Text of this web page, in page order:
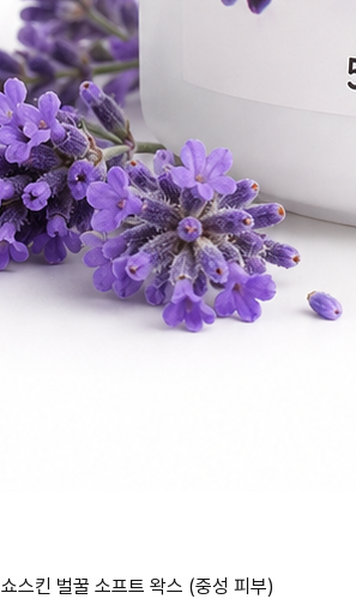
쇼스킨 벌꿀 소프트 왁스 (중성 피부)